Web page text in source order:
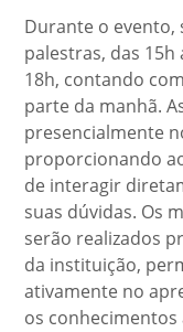
Durante o
palestras, das 15h
18h, contando
parte da manhã.
presencialmente
proporcionando
de interagir
suas dúvidas. Os
serão realizados
da instituição,
ativamente no
os